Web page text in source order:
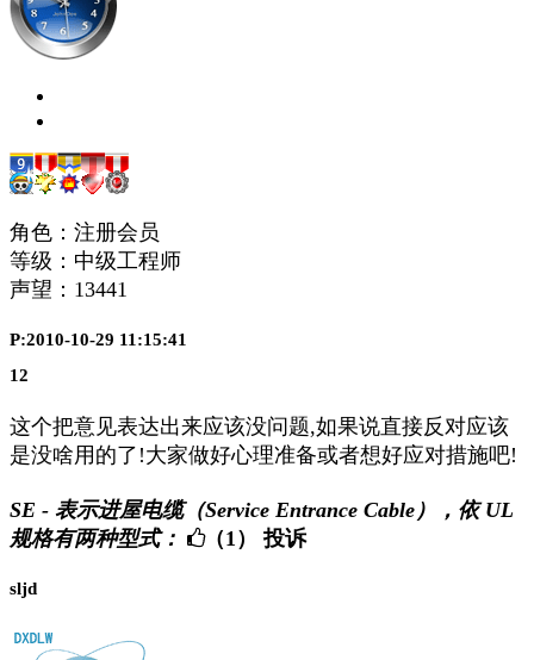
角色：注册会员
等级：中级工程师
声望： 13441
P:2010-10-29 11:15:41
12
这个把意见表达出来应该没问题,如果说直接反对应该
是没啥用的了!大家做好心理准备或者想好应对措施吧!
SE - 表示进屋电缆（Service Entrance Cable），依 UL
规格有两种型式：
（1） 投诉
sljd